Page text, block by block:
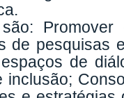
Promover
de pesquisas
de